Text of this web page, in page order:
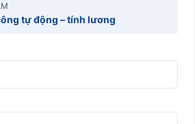
tự động – tính lương